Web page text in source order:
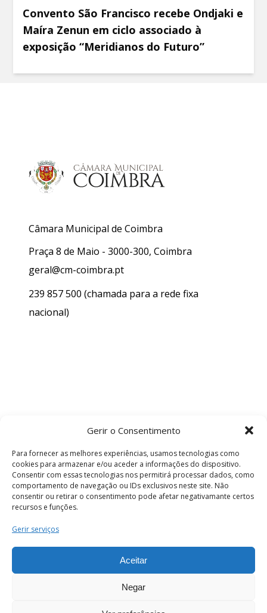
Gerir o Consentimento
Para fornecer as melhores experiências, usamos tecnologias como
cookies para armazenar e/ou aceder a informações do dispositivo.
Consentir com essas tecnologias nos permitirá processar dados, como
comportamento de navegação ou IDs exclusivos neste site. Não
consentir ou retirar o consentimento pode afetar negativamante certos
recursos e funções.
Gerir serviços
Aceitar
Negar
Convento São Francisco recebe Ondjaki e
Maíra Zenun em ciclo associado à
exposição “Meridianos do Futuro”
Câmara Municipal de Coimbra
Praça 8 de Maio - 3000-300, Coimbra
geral@cm-coimbra.pt
239 857 500 (chamada para a rede fixa
nacional)
Termos e Condições
os direitos reservados.